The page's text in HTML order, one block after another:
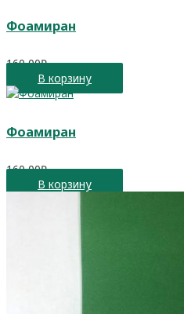
Фоамиран
160,00₽
В корзину
Фоамиран
160,00₽
В корзину